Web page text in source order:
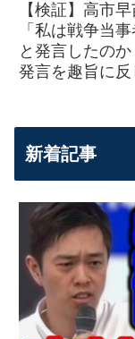
【検証】高市
「私は戦争当
と発言したの
発言を趣旨に反
新着記事